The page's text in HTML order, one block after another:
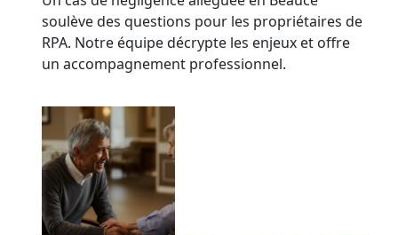
soulève des questions pour les propriétaires de
RPA. Notre équipe décrypte les enjeux et offre
un accompagnement professionnel.